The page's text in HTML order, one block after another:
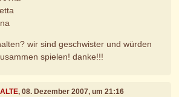
wir sind geschwister und würden
spielen! danke!!!
, 08. Dezember 2007, um 21:16